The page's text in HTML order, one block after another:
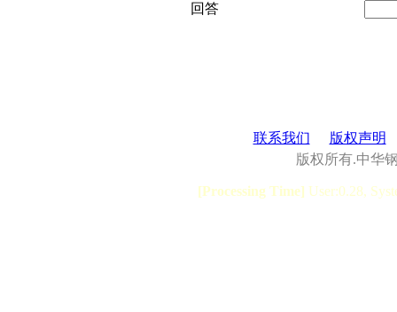
回答
联系我们
版权声明
版权所有.中华
[Processing Time] User:0.28,